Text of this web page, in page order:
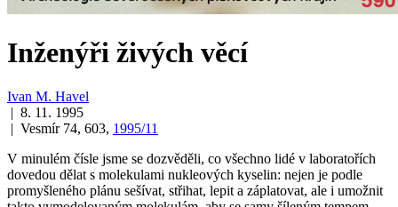
Inženýři živých věcí
Ivan M. Havel
| 8. 11. 1995
| Vesmír 74, 603, 1995/11
V minulém čísle jsme se dozvěděli, co všechno lidé v laboratořích
dovedou dělat s molekulami nukleových kyselin: nejen je podle
promyšleného plánu sešívat, střihat, lepit a záplatovat, ale i umožnit